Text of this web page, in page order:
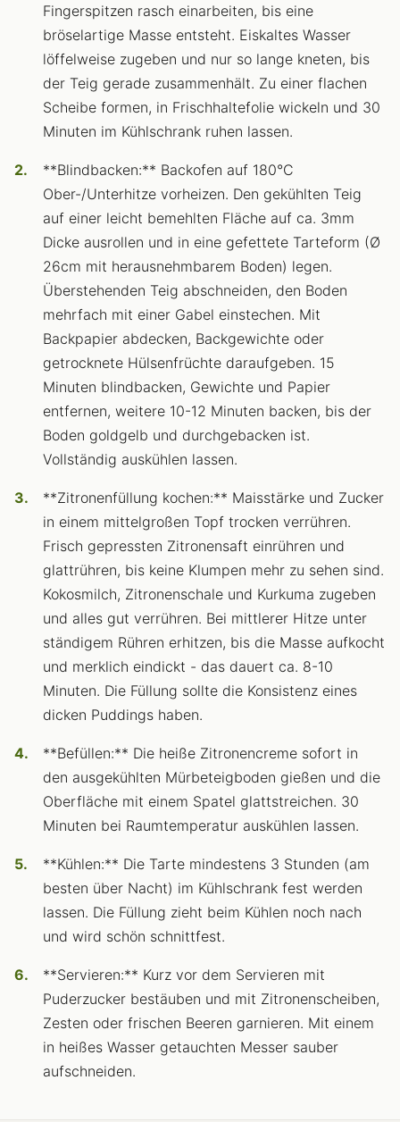
Fingerspitzen rasch einarbeiten, bis eine
bröselartige Masse entsteht. Eiskaltes Wasser
löffelweise zugeben und nur so lange kneten, bis
der Teig gerade zusammenhält. Zu einer flachen
Scheibe formen, in Frischhaltefolie wickeln und 30
Minuten im Kühlschrank ruhen lassen.
**Blindbacken:** Backofen auf 180°C
Ober-/Unterhitze vorheizen. Den gekühlten Teig
auf einer leicht bemehlten Fläche auf ca. 3mm
Dicke ausrollen und in eine gefettete Tarteform (Ø
26cm mit herausnehmbarem Boden) legen.
Überstehenden Teig abschneiden, den Boden
mehrfach mit einer Gabel einstechen. Mit
Backpapier abdecken, Backgewichte oder
getrocknete Hülsenfrüchte daraufgeben. 15
Minuten blindbacken, Gewichte und Papier
entfernen, weitere 10-12 Minuten backen, bis der
Boden goldgelb und durchgebacken ist.
Vollständig auskühlen lassen.
**Zitronenfüllung kochen:** Maisstärke und Zucker
in einem mittelgroßen Topf trocken verrühren.
Frisch gepressten Zitronensaft einrühren und
glattrühren, bis keine Klumpen mehr zu sehen sind.
Kokosmilch, Zitronenschale und Kurkuma zugeben
und alles gut verrühren. Bei mittlerer Hitze unter
ständigem Rühren erhitzen, bis die Masse aufkocht
und merklich eindickt - das dauert ca. 8-10
Minuten. Die Füllung sollte die Konsistenz eines
dicken Puddings haben.
**Befüllen:** Die heiße Zitronencreme sofort in
den ausgekühlten Mürbeteigboden gießen und die
Oberfläche mit einem Spatel glattstreichen. 30
Minuten bei Raumtemperatur auskühlen lassen.
**Kühlen:** Die Tarte mindestens 3 Stunden (am
besten über Nacht) im Kühlschrank fest werden
lassen. Die Füllung zieht beim Kühlen noch nach
und wird schön schnittfest.
**Servieren:** Kurz vor dem Servieren mit
Puderzucker bestäuben und mit Zitronenscheiben,
Zesten oder frischen Beeren garnieren. Mit einem
in heißes Wasser getauchten Messer sauber
aufschneiden.